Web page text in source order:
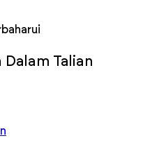
Dalam Talian